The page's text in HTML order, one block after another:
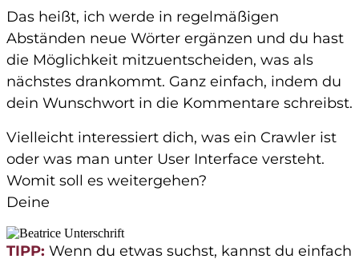
Das heißt, ich werde in regelmäßigen
Abständen neue Wörter ergänzen und du hast
die Möglichkeit mitzuentscheiden, was als
nächstes drankommt. Ganz einfach, indem du
dein Wunschwort in die Kommentare schreibst.
Vielleicht interessiert dich, was ein Crawler ist
oder was man unter User Interface versteht.
Womit soll es weitergehen?
Deine
TIPP: Wenn du etwas suchst, kannst du einfach